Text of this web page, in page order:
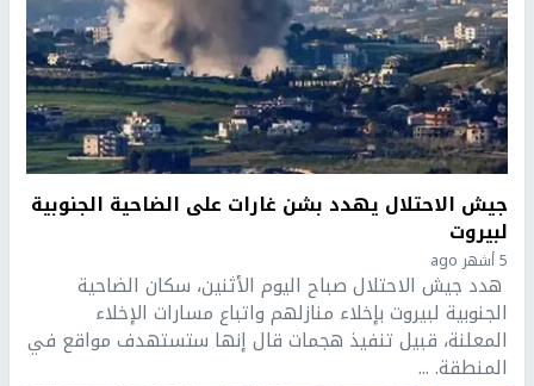
جيش الاحتلال يهدد بشن غارات على الضاحية الجنوبية
لبيروت
5 أشهر ago
هدد جيش الاحتلال صباح اليوم الأثنين، سكان الضاحية
الجنوبية لبيروت بإخلاء منازلهم واتباع مسارات الإخلاء
المعلنة، قبيل تنفيذ هجمات قال إنها ستستهدف مواقع في
المنطقة. ...